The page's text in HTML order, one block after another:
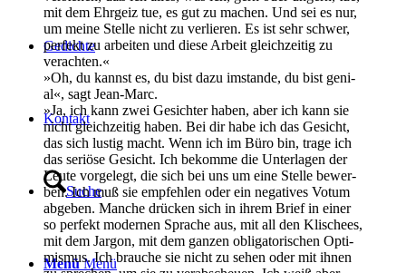
Gedich­te
Kon­takt
Suche
Menü Menü
mit dem Ehr­geiz tue, es gut zu machen. Und sei es nur,
um mei­ne Stel­le nicht zu ver­lie­ren. Es ist sehr schwer,
per­fekt zu arbei­ten und die­se Arbeit gleich­zei­tig zu
verachten.«
»Oh, du kannst es, du bist dazu imstan­de, du bist geni­
al«, sagt Jean-Marc.
»Ja, ich kann zwei Gesich­ter haben, aber ich kann sie
nicht gleich­zei­tig haben. Bei dir habe ich das Gesicht,
das sich lus­tig macht. Wenn ich im Büro bin, tra­ge ich
das seriö­se Gesicht. Ich bekom­me die Unter­la­gen der
Leu­te vor­ge­legt, die sich bei uns um eine Stel­le bewer­
ben. Ich muß sie emp­feh­len oder ein nega­ti­ves Votum
abge­ben. Man­che drü­cken sich in ihrem Brief in einer
so per­fekt moder­nen Spra­che aus, mit all den Kli­schees,
mit dem Jar­gon, mit dem gan­zen obli­ga­to­ri­schen Opti­
mis­mus. Ich brau­che sie nicht zu sehen oder mit ihnen